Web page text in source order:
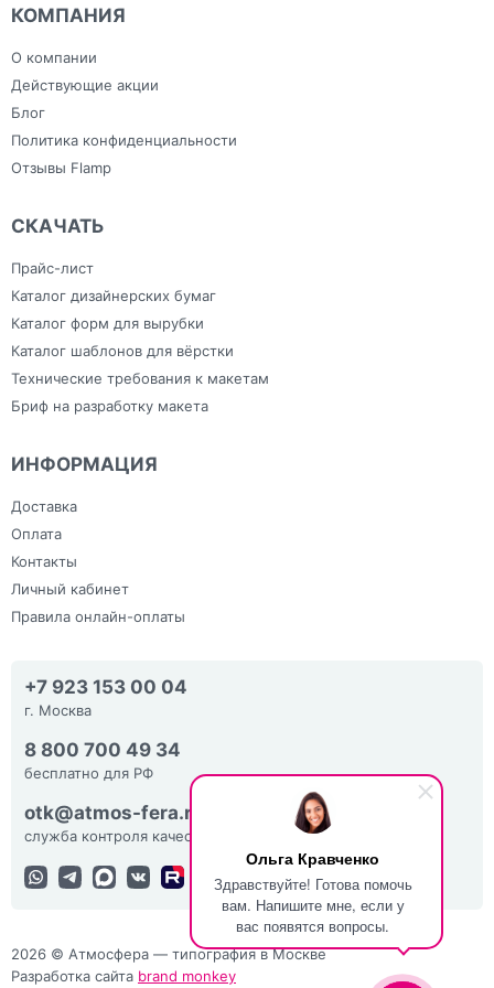
Ольга Кравченко
Здравствуйте! Готова помочь
вам. Напишите мне, если у
вас появятся вопросы.
Ежедневники с
индивидуальным
Зонты
Изделия из ПВХ
Канцелярия
План эвакуации
Плоттерная резка
Холсты
Широкоформатная печать
КОМПАНИЯ
О компании
Действующие акции
Блог
Политика конфиденциальности
Отзывы Flamp
СКАЧАТЬ
Прайс-лист
Каталог дизайнерских бумаг
Каталог форм для вырубки
Каталог шаблонов для вёрстки
Технические требования к макетам
Бриф на разработку макета
ИНФОРМАЦИЯ
Доставка
Оплата
Контакты
Личный кабинет
Правила онлайн-оплаты
+7 923 153 00 04
г. Москва
8 800 700 49 34
бесплатно для РФ
otk@atmos-fera.ru
служба контроля качества
2026 © Атмосфера — типография в Москве
Разработка сайта brand monkey